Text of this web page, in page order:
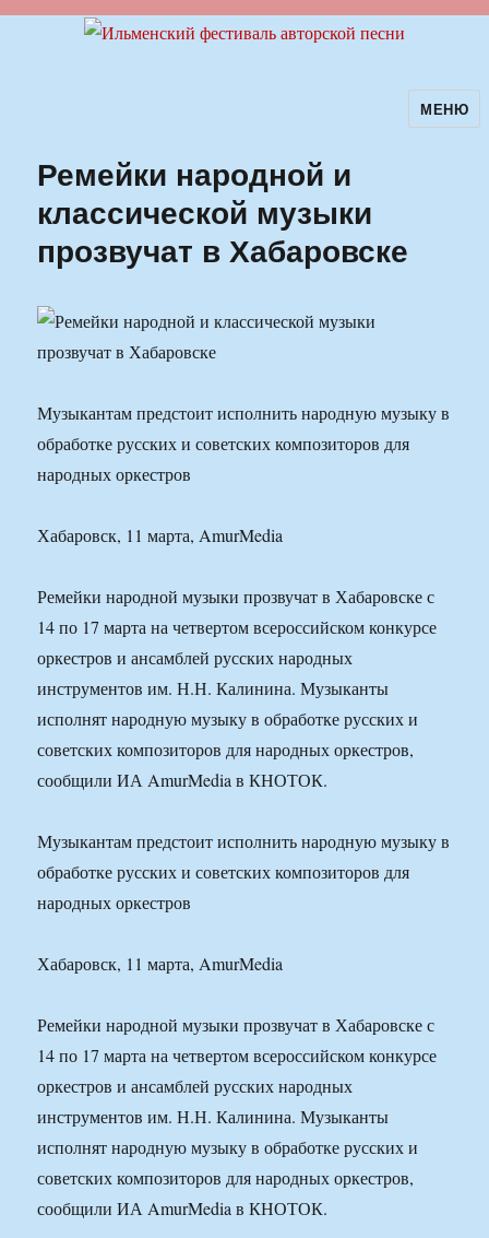
Ильменский фестиваль авторскойМЕНЮ
Ремейки народной и
классической музыки
прозвучат в Хабаровске
Музыкантам предстоит исполнить народную музыку в
обработке русских и советских композиторов для
народных оркестров
Хабаровск, 11 марта, AmurMedia
Ремейки народной музыки прозвучат в Хабаровске с
14 по 17 марта на четвертом всероссийском конкурсе
оркестров и ансамблей русских народных
инструментов им. Н.Н. Калинина. Музыканты
исполнят народную музыку в обработке русских и
советских композиторов для народных оркестров,
сообщили ИА AmurMedia в КНОТОК.
Музыкантам предстоит исполнить народную музыку в
обработке русских и советских композиторов для
народных оркестров
Хабаровск, 11 марта, AmurMedia
Ремейки народной музыки прозвучат в Хабаровске с
14 по 17 марта на четвертом всероссийском конкурсе
оркестров и ансамблей русских народных
инструментов им. Н.Н. Калинина. Музыканты
исполнят народную музыку в обработке русских и
советских композиторов для народных оркестров,
сообщили ИА AmurMedia в КНОТОК.